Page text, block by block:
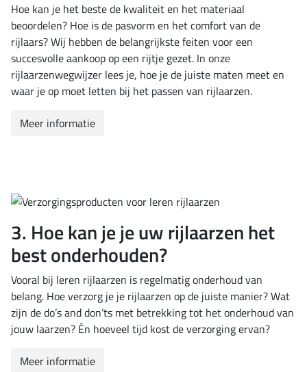
Hoe kan je het beste de kwaliteit en het materiaal
beoordelen? Hoe is de pasvorm en het comfort van de
rijlaars? Wij hebben de belangrijkste feiten voor een
succesvolle aankoop op een rijtje gezet. In onze
rijlaarzenwegwijzer lees je, hoe je de juiste maten meet en
waar je op moet letten bij het passen van rijlaarzen.
Meer informatie
3. Hoe kan je je uw rijlaarzen het
best onderhouden?
Vooral bij leren rijlaarzen is regelmatig onderhoud van
belang. Hoe verzorg je je rijlaarzen op de juiste manier? Wat
zijn de do’s and don’ts met betrekking tot het onderhoud van
jouw laarzen? Én hoeveel tijd kost de verzorging ervan?
Meer informatie